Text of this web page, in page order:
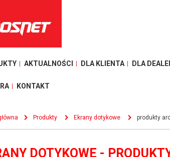
AKTUALNOŚCI DLA KLIENTA DLA
KONTAKT
Produkty Ekrany dotykowe produkty
DOTYKOWE -